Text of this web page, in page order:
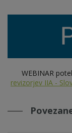
WEBINAR
revizorjev IIA -